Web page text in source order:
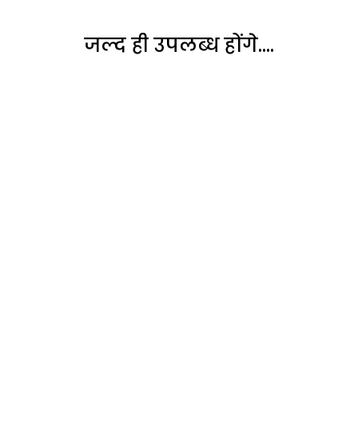
जल्द ही उपलब्ध होंगे....